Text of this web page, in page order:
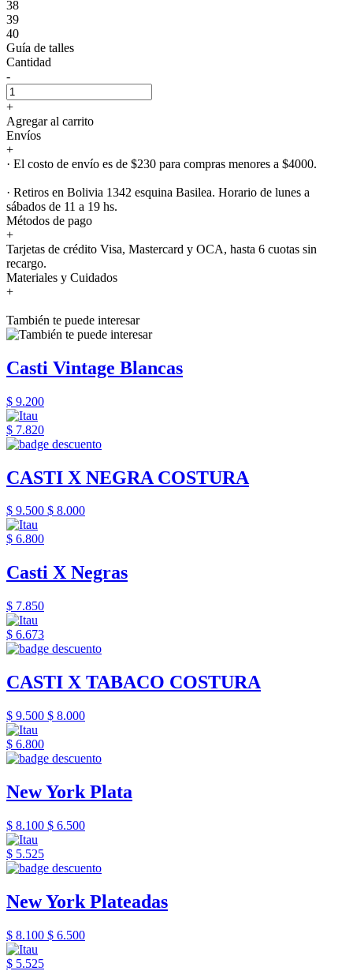
38
39
40
Guía de talles
Cantidad
-
+
Agregar al carrito
Envíos
+
· El costo de envío es de $230 para compras menores a $4000.
· Retiros en Bolivia 1342 esquina Basilea. Horario de lunes a
sábados de 11 a 19 hs.
Métodos de pago
+
Tarjetas de crédito Visa, Mastercard y OCA, hasta 6 cuotas sin
recargo.
Materiales y Cuidados
+
También te puede interesar
Casti Vintage Blancas
$ 9.200
$ 7.820
CASTI X NEGRA COSTURA
$ 9.500 $ 8.000
$ 6.800
Casti X Negras
$ 7.850
$ 6.673
CASTI X TABACO COSTURA
$ 9.500 $ 8.000
$ 6.800
New York Plata
$ 8.100 $ 6.500
$ 5.525
New York Plateadas
$ 8.100 $ 6.500
$ 5.525